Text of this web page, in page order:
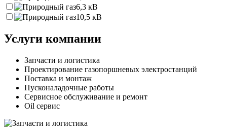
6,3 кВ
10,5 кВ
Услуги компании
Запчасти и логистика
Проектирование газопоршневых электростанций
Поставка и монтаж
Пусконаладочные работы
Сервисное обслуживание и ремонт
Oil сервис